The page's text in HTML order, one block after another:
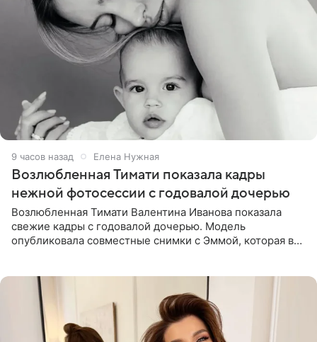
9 часов назад Елена Нужная
Возлюбленная Тимати показала кадры
нежной фотосессии с годовалой дочерью
Возлюбленная Тимати Валентина Иванова показала
свежие кадры с годовалой дочерью. Модель
опубликовала совместные снимки с Эммой, которая в